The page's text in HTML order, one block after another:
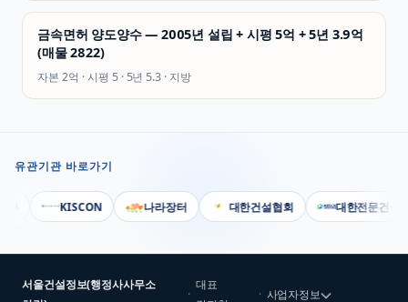
금속면허 양도양수 — 2005년 설립 + 시평 5억 + 5년 3.9억
(매물 2822)
자본 2억 · 시평 5· 5년 5.3 · 지방
유관기관 바로가기
KISCON 나라장터 대한건설협회 대한전문건설협
서울건설정보(행정사사무소
·
대표
· 사업자정보